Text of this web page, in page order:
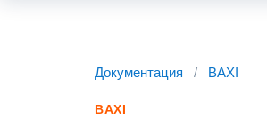
Документация / BAXI
BAXI